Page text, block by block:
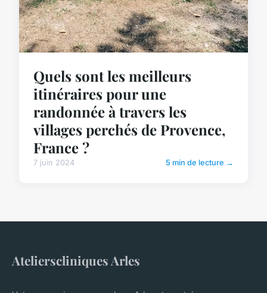
Quels sont les meilleurs
itinéraires pour une
randonnée à travers les
villages perchés de Provence,
France ?
7 juin 2024 5 min de lecture →
Atelierscliniques Arles